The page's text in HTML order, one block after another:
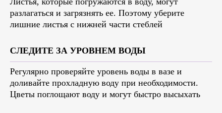
разлагаться и загрязнять ее. Поэтому уберите
лишние листья с нижней части стеблей
СЛЕДИТЕ ЗА УРОВНЕМ ВОДЫ
Регулярно проверяйте уровень воды в вазе и
доливайте прохладную воду при необходимости.
Цветы поглощают воду и могут быстро высыхать